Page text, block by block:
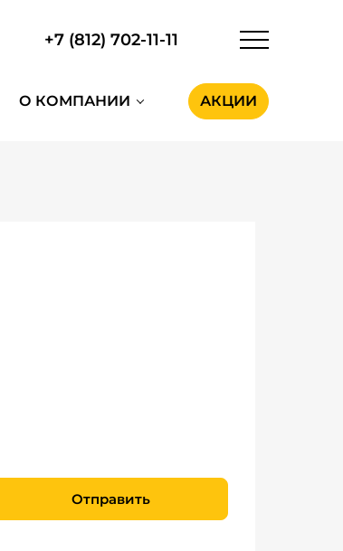
+7 (812) 702-11-11
О КОМПАНИИ АКЦИИ
Отправить